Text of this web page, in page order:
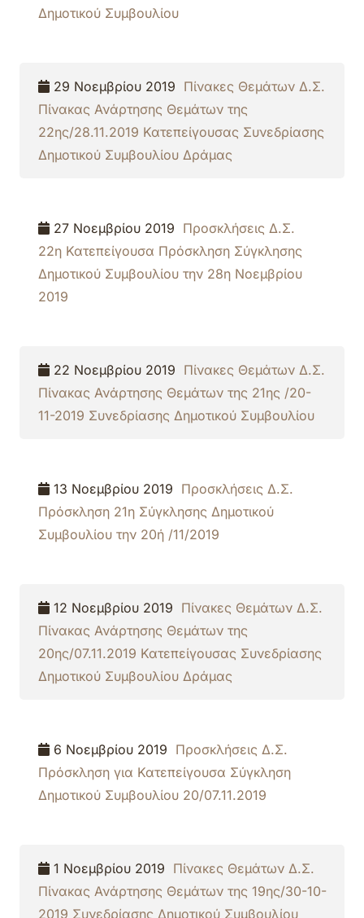
Δημοτικού Συμβουλίου
29 Νοεμβρίου 2019 Πίνακες Θεμάτων Δ.Σ.
Πίνακας Ανάρτησης Θεμάτων της
22ης/28.11.2019 Κατεπείγουσας Συνεδρίασης
Δημοτικού Συμβουλίου Δράμας
27 Νοεμβρίου 2019 Προσκλήσεις Δ.Σ.
22η Κατεπείγουσα Πρόσκληση Σύγκλησης
Δημοτικού Συμβουλίου την 28η Νοεμβρίου
2019
22 Νοεμβρίου 2019 Πίνακες Θεμάτων Δ.Σ.
Πίνακας Ανάρτησης Θεμάτων της 21ης /20-
11-2019 Συνεδρίασης Δημοτικού Συμβουλίου
13 Νοεμβρίου 2019 Προσκλήσεις Δ.Σ.
Πρόσκληση 21η Σύγκλησης Δημοτικού
Συμβουλίου την 20ή /11/2019
12 Νοεμβρίου 2019 Πίνακες Θεμάτων Δ.Σ.
Πίνακας Ανάρτησης Θεμάτων της
20ης/07.11.2019 Κατεπείγουσας Συνεδρίασης
Δημοτικού Συμβουλίου Δράμας
6 Νοεμβρίου 2019 Προσκλήσεις Δ.Σ.
Πρόσκληση για Κατεπείγουσα Σύγκληση
Δημοτικού Συμβουλίου 20/07.11.2019
1 Νοεμβρίου 2019 Πίνακες Θεμάτων Δ.Σ.
Πίνακας Ανάρτησης Θεμάτων της 19ης/30-10-
2019 Συνεδρίασης Δημοτικού Συμβουλίου